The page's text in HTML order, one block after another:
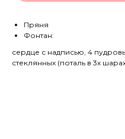
Пряня
Фонтан:
сердце с надписью, 4
стеклянных (поталь в 3х